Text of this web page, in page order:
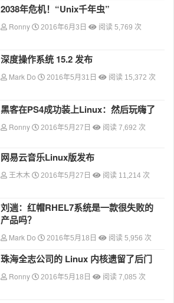
2038年危机！“Unix千年虫”
Ronny 2016年6月3日 阅读 5,769 次
深度操作系统 15.2 发布
Mark Do 2016年5月31日 阅读 15,372 次
黑客在PS4成功装上Linux：然后玩嗨了
Ronny 2016年5月27日 阅读 7,692 次
网易云音乐Linux版发布
王木木 2016年5月27日 阅读 11,214 次
刘遄：红帽RHEL7系统是一款很失败的
产品吗？
Mark Do 2016年5月18日 阅读 5,956 次
珠海全志公司的 Linux 内核遗留了后门
Ronny 2016年5月18日 阅读 7,085 次